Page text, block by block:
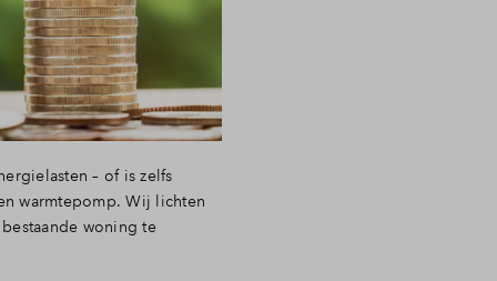
– of is zelfs
warmtepomp. Wij lichten
woning te